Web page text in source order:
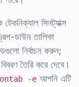
সিনট্যাক্স
ডাউন তালিকা
নির্বাচন করুন;
তৈরি করে দেবে।
-e আপনি এটি